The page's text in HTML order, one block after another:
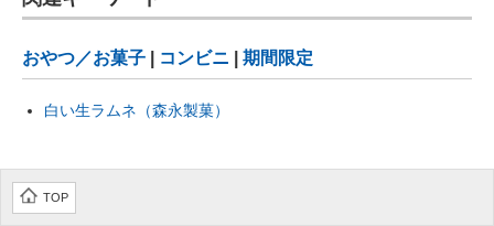
おやつ／お菓子 コンビニ 期間限定
白い生ラムネ（森永製菓）
TOP